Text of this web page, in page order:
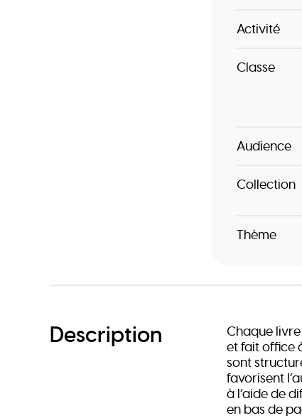
Activité
Classe
Audience
Collection
Thème
Description
Chaque
et fait office
sont
favorisent
à l’aide de
en bas de